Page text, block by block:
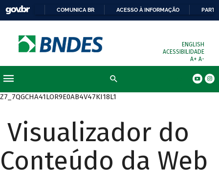
COMUNICA BR ACESSO À INFORMAÇÃO
ENGLISH
ACESSIBILIDADE
A+ A-
Z7_7QGCHA41LOR9E0AB4V47KI18L1
Visualizador do
Conteúdo da Web